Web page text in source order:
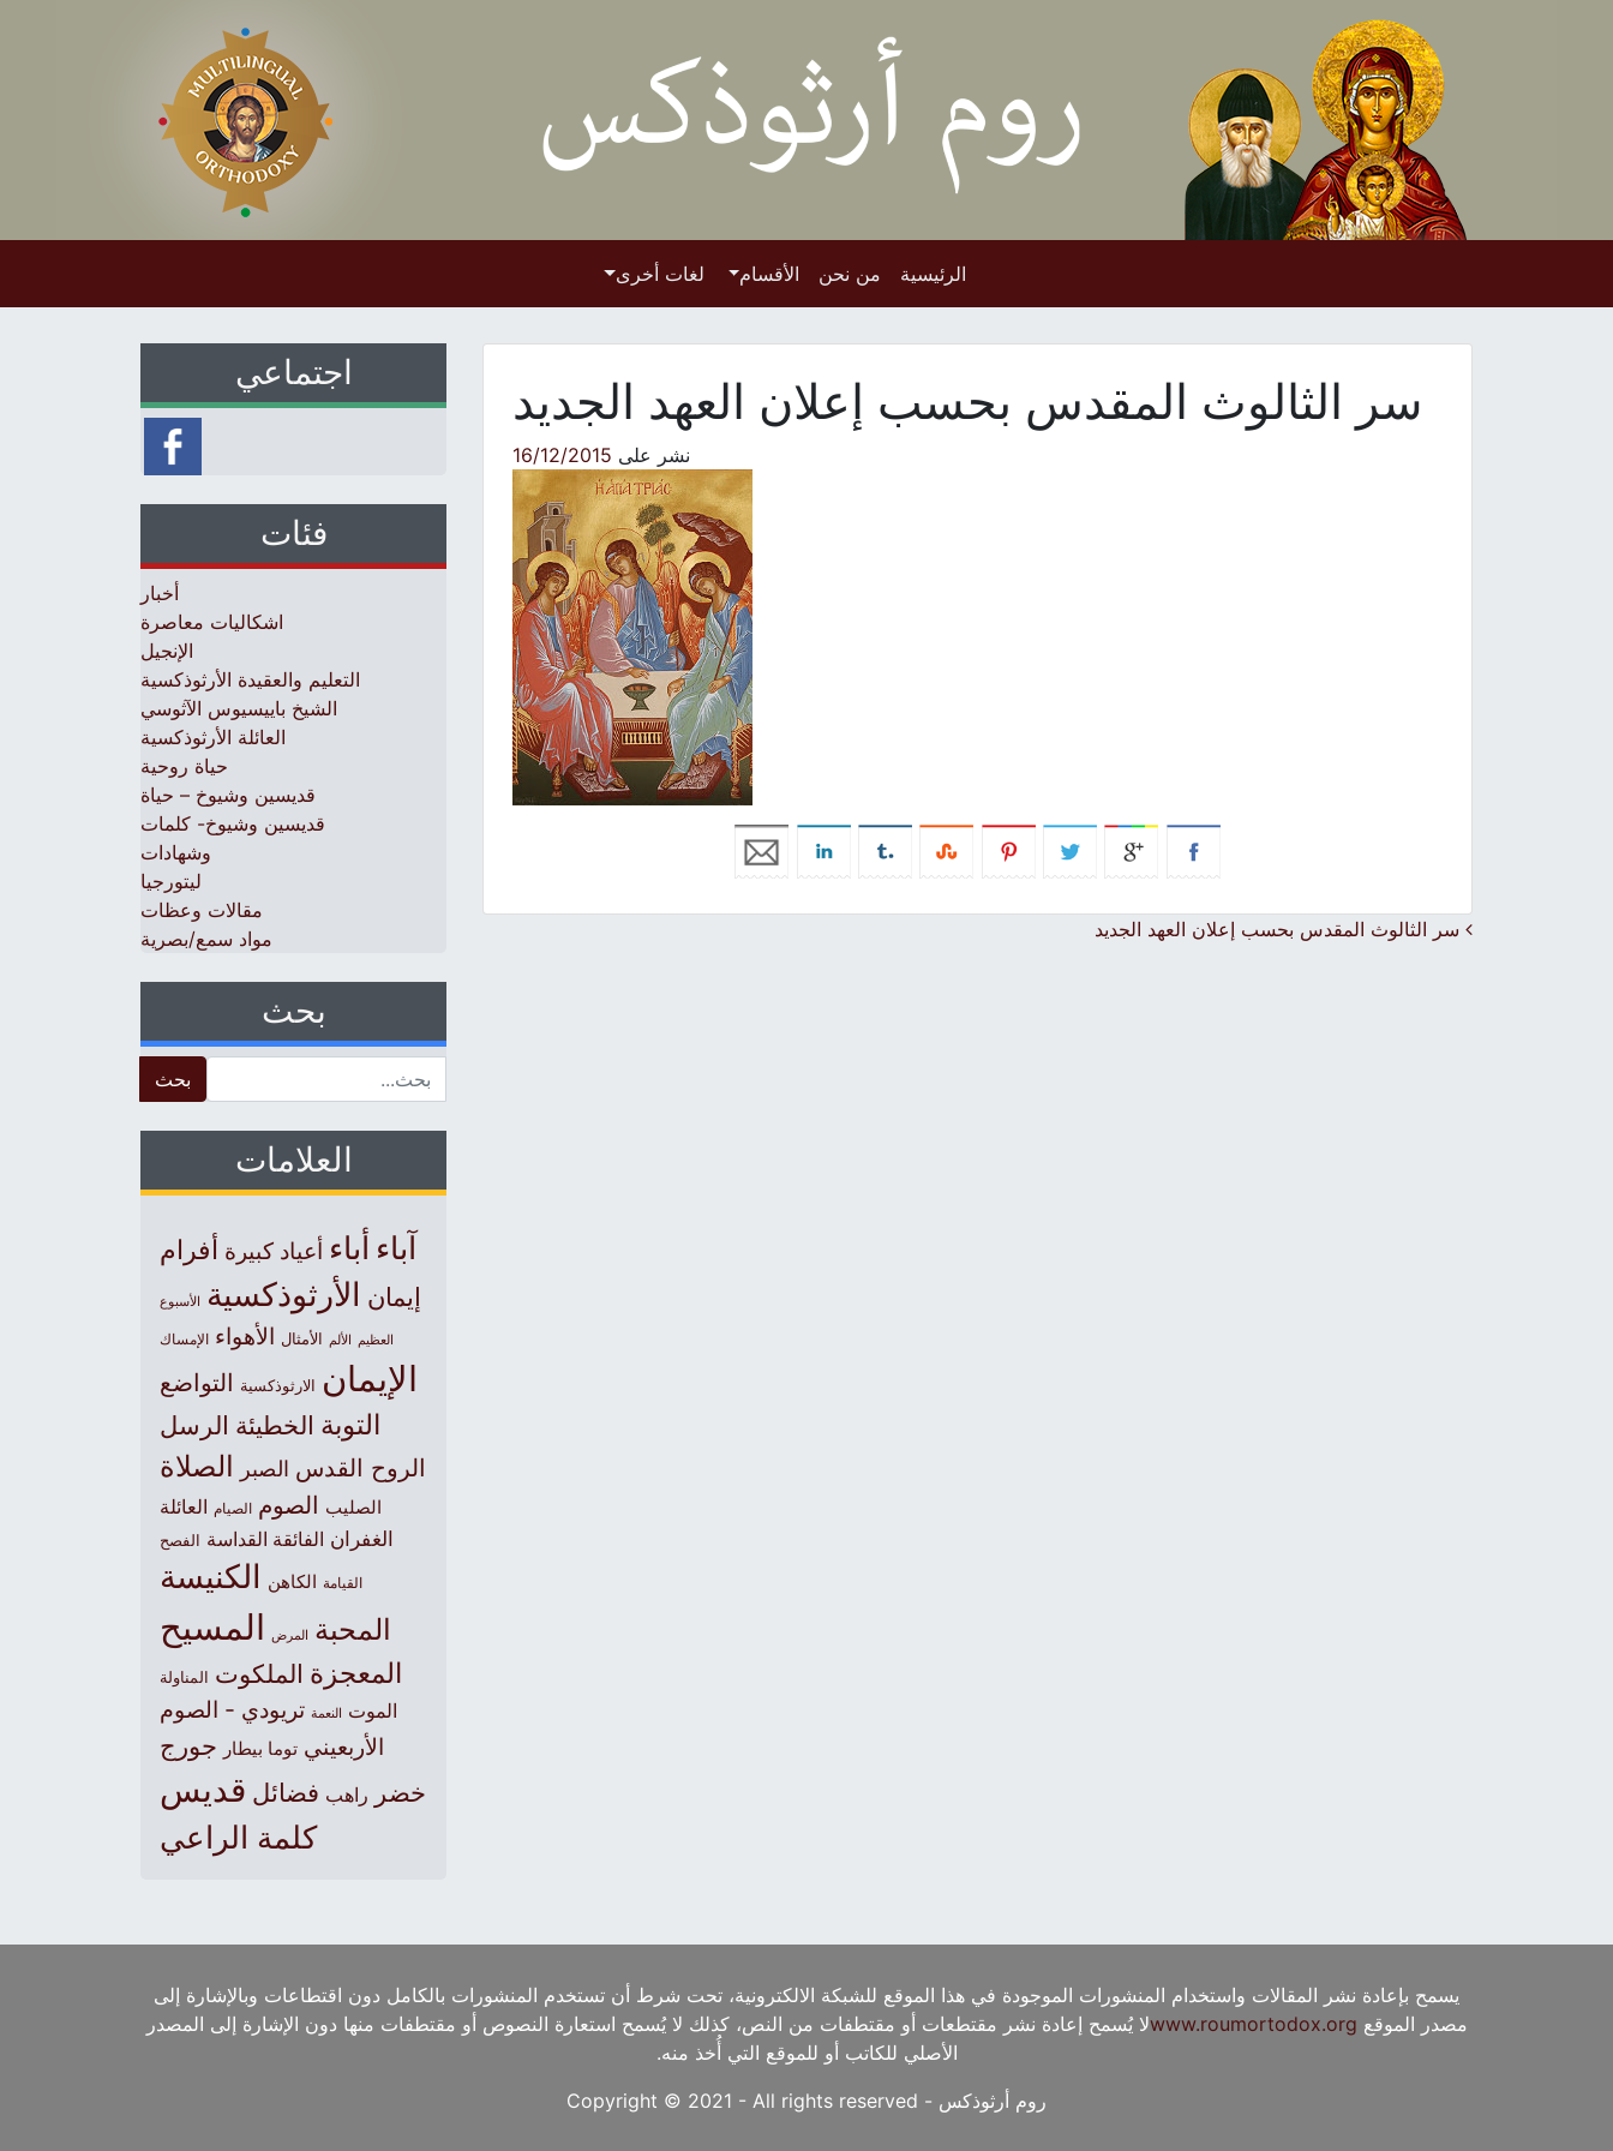
الرئيسية من نحن الأقسام لغات أخرى
سر الثالوث المقدس بحسب إعلان العهد الجديد
نشر على 16/12/2015
Post navigation
سر الثالوث المقدس بحسب إعلان العهد الجديد
اجتماعي
فئات
أخبار
اشكاليات معاصرة
الإنجيل
التعليم والعقيدة الأرثوذكسية
الشيخ باييسيوس الآثوسي
العائلة الأرثوذكسية
حياة روحية
قديسين وشيوخ – حياة
قديسين وشيوخ- كلمات
وشهادات
ليتورجيا
مقالات وعظات
مواد سمع/بصرية
بحث
العلامات
آباء أباء أعياد كبيرة أفرام
إيمان الأرثوذكسية الأسبوع
العظيم الألم الأمثال الأهواء الإمساك
الإيمان الارثوذكسية التواضع
التوبة الخطيئة الرسل
الروح القدس الصبر الصلاة
الصليب الصوم الصيام العائلة
الغفران الفائقة القداسة الفصح
القيامة الكاهن الكنيسة
المحبة المرض المسيح
المعجزة الملكوت المناولة
الموت النعمة تريودي - الصوم
الأربعيني توما بيطار جورج
خضر راهب فضائل قديس
كلمة الراعي
يسمح بإعادة نشر المقالات واستخدام المنشورات الموجودة في هذا الموقع للشبكة الالكترونية، تحت شرط أن تستخدم المنشورات بالكامل دون اقتطاعات وبالإشارة إلى
مصدر الموقع www.roumortodox.orgلا يُسمح إعادة نشر مقتطعات أو مقتطفات من النص، كذلك لا يُسمح استعارة النصوص أو مقتطفات منها دون الإشارة إلى المصدر
الأصلي للكاتب أو للموقع التي أُخذ منه.
روم أرثوذكس - Copyright © 2021 - All rights reserved